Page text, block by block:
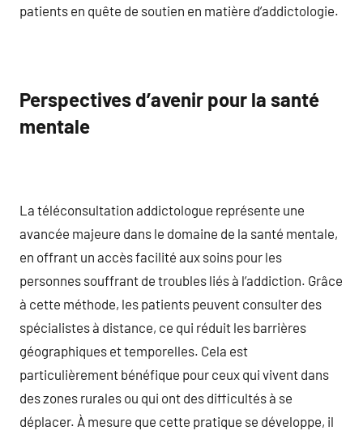
patients en quête de soutien en matière d’addictologie.
Perspectives d’avenir pour la santé
mentale
La téléconsultation addictologue représente une
avancée majeure dans le domaine de la santé mentale,
en offrant un accès facilité aux soins pour les
personnes souffrant de troubles liés à l’addiction. Grâce
à cette méthode, les patients peuvent consulter des
spécialistes à distance, ce qui réduit les barrières
géographiques et temporelles. Cela est
particulièrement bénéfique pour ceux qui vivent dans
des zones rurales ou qui ont des difficultés à se
déplacer. À mesure que cette pratique se développe, il